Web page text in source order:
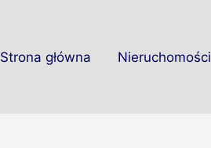
Strona główna Nieruchomości